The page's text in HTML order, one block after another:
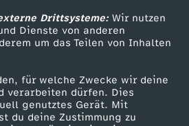
Drittsysteme:Wir nutzen
Dienste von anderen
um das Teilen von Inhalten
für welche Zwecke wir deine
verarbeiten dürfen. Dies
genutztes Gerät. Mit
du deine Zustimmung zu